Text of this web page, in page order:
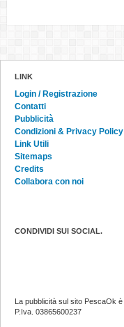
LINK
Login / Registrazione
Contatti
Pubblicità
Condizioni & Privacy Policy
Link Utili
Sitemaps
Credits
Collabora con noi
CONDIVIDI SUI SOCIAL.
La pubblicità sul sito PescaOk
P.Iva. 03865600237